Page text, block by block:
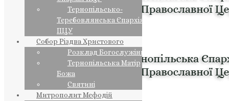
Тернопільсько-
Теребовлянська Єпархія
ПЦУ
Собор Різдва Христового
Розклад Богослужінь
Тернопільська Матір
Божа
Святині
Митрополит Мефодій